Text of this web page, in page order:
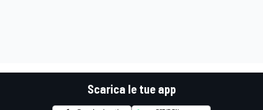
Scarica le tue app